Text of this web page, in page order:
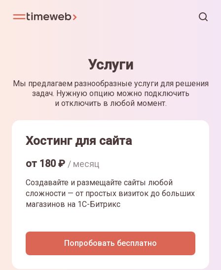
Услуги
Мы предлагаем разнообразные услуги для решения
задач. Нужную опцию можно подключить
и отключить в любой момент.
Хостинг для сайта
от 180₽ / месяц
Создавайте и размещайте сайты любой
сложности — от простых визиток до больших
магазинов на 1С-Битрикс
Попробовать бесплатно